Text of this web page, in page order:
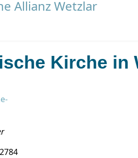
Kirche in